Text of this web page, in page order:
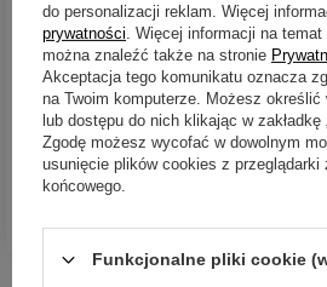
44,22 zł
Kup za: 1459.26pktpunktów
Najniższa cena:55,27 zł-19%
55,27 zł-20%
do personalizacji reklam. Więcej
prywatności . Więcej informacji na
można znaleźć także na stronie
Akceptacja tego komunikatu oznacza
na Twoim komputerze. Możesz określić
lub dostępu do nich klikając w zakładkę
Zgodę możesz wycofać w dowolnym
usunięcie plików cookies z przeglądarki
końcowego.
Funkcjonalne pliki cookie